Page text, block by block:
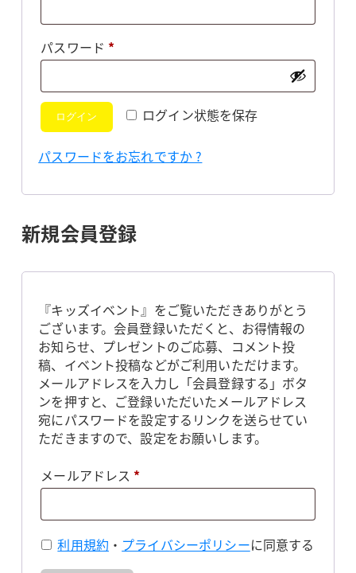
パスワード *必
ログイン状態を保存
ログイン
パスワードをお忘れですか ?
新規会員登録
『キッズイベント』をご覧いただきありがとう
ございます。会員登録いただくと、お得情報の
お知らせ、プレゼントのご応募、コメント投
稿、イベント投稿などがご利用いただけます。
メールアドレスを入力し「会員登録する」ボタ
ンを押すと、ご登録いただいたメールアドレス
宛にパスワードを設定するリンクを送らせてい
ただきますので、設定をお願いします。
メールアドレス *必
利用規約 ・ プライバシーポリシーに同意する